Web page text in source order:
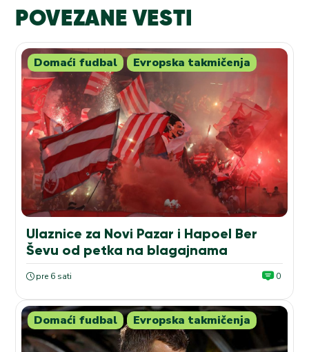
POVEZANE VESTI
Domaći fudbal Evropska takmičenja
Ulaznice za Novi Pazar i Hapoel Ber
Ševu od petka na blagajnama
pre 6 sati 0
Domaći fudbal Evropska takmičenja